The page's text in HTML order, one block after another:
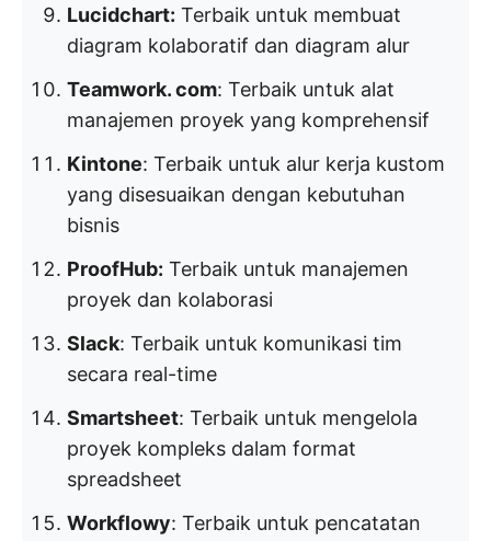
Lucidchart: Terbaik untuk membuat
diagram kolaboratif dan diagram alur
Teamwork. com: Terbaik untuk alat
manajemen proyek yang komprehensif
Kintone: Terbaik untuk alur kerja kustom
yang disesuaikan dengan kebutuhan
bisnis
ProofHub: Terbaik untuk manajemen
proyek dan kolaborasi
Slack: Terbaik untuk komunikasi tim
secara real-time
Smartsheet: Terbaik untuk mengelola
proyek kompleks dalam format
spreadsheet
Workflowy: Terbaik untuk pencatatan